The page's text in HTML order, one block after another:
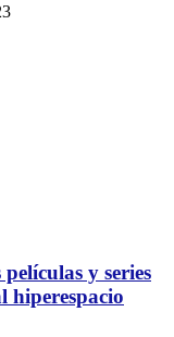
y series
hiperespacio